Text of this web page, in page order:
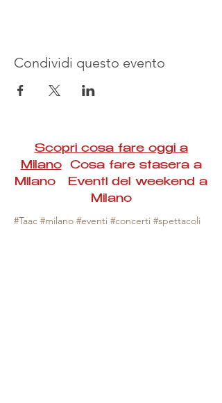
Condividi questo evento
Scopri cosa fare oggi a
MilanoCosa fare stasera a
Milano Eventi del weekend a
Milano
#Taac #milano #eventi #concerti #spettacoli